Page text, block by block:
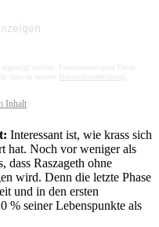
werden. Personenbezogene Daten
dazu in unserer Datenschutzerklärung
Inhalt
Interessant ist, wie krass sich
hat. Noch vor weniger als
dass Raszageth ohne
wird. Denn die letzte Phase
und in den ersten
% seiner Lebenspunkte als